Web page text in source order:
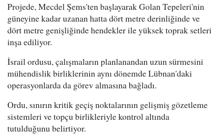
Projede, Mecdel Şems'ten başlayarak Golan Tepeleri'nin
güneyine kadar uzanan hatta dört metre derinliğinde ve
dört metre genişliğinde hendekler ile yüksek toprak setleri
inşa ediliyor.
İsrail ordusu, çalışmaların planlanandan uzun sürmesini
mühendislik birliklerinin aynı dönemde Lübnan'daki
operasyonlarda da görev almasına bağladı.
Ordu, sınırın kritik geçiş noktalarının gelişmiş gözetleme
sistemleri ve topçu birlikleriyle kontrol altında
tutulduğunu belirtiyor.